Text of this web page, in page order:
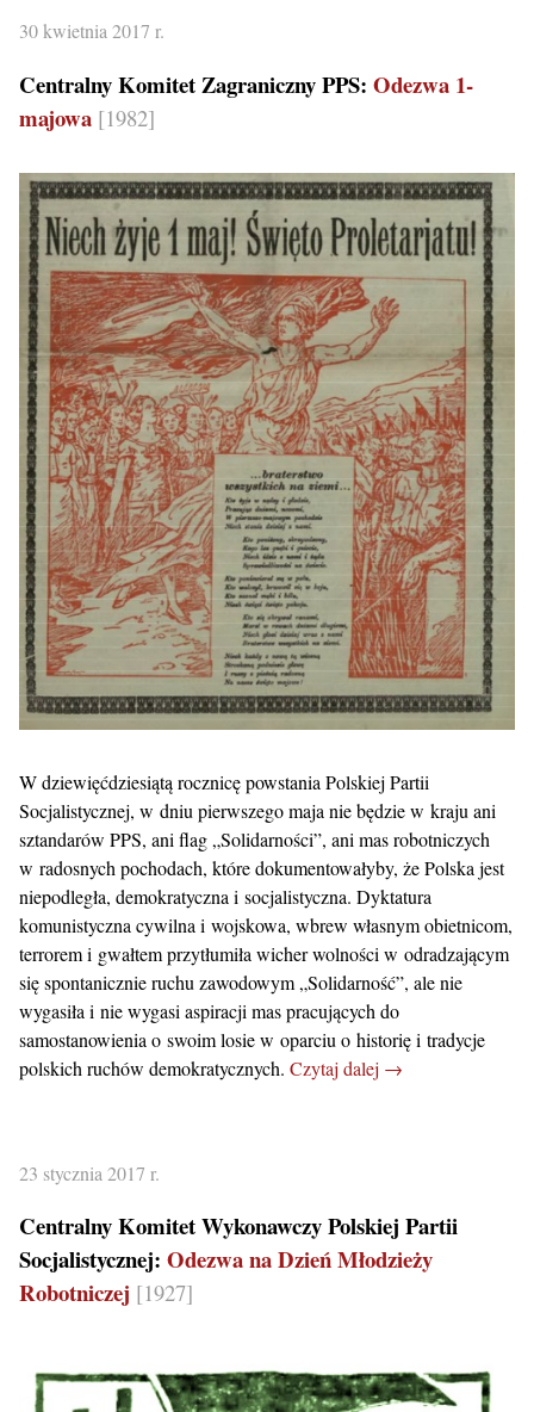
30 kwietnia 2017 r.
Centralny Komitet Zagraniczny PPS: Odezwa 1-
majowa [1982]
W dziewięćdziesiątą rocznicę powstania Polskiej Partii
Socjalistycznej, w dniu pierwszego maja nie będzie w kraju ani
sztandarów PPS, ani flag „Solidarności”, ani mas robotniczych
w radosnych pochodach, które dokumentowałyby, że Polska jest
niepodległa, demokratyczna i socjalistyczna. Dyktatura
komunistyczna cywilna i wojskowa, wbrew własnym obietnicom,
terrorem i gwałtem przytłumiła wicher wolności w odradzającym
się spontanicznie ruchu zawodowym „Solidarność”, ale nie
wygasiła i nie wygasi aspiracji mas pracujących do
samostanowienia o swoim losie w oparciu o historię i tradycje
polskich ruchów demokratycznych. Czytaj dalej →
23 stycznia 2017 r.
Centralny Komitet Wykonawczy Polskiej Partii
Socjalistycznej: Odezwa na Dzień Młodzieży
Robotniczej [1927]